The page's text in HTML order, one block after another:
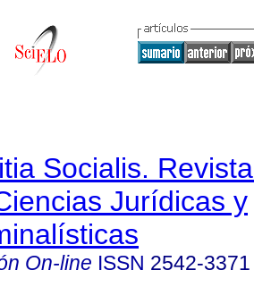
Socialis.
Jurídicas y
On-line ISSN 2542-3371